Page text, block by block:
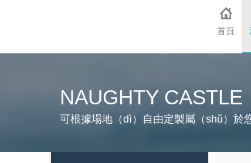
首頁
NAUGHTY CASTLE
可根據場地（dì）自由定製屬（shǔ）於